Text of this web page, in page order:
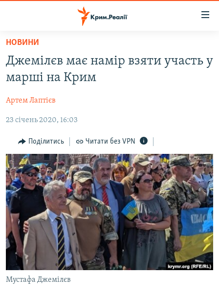
Перейти
основного
матеріалу
Перейти
до
навігації
Перейти
пошуку
ВОДА.КРИМ
ВІДЕО ТА ФОТО
ПОЛІТИКА
БЛОГИ
ПОГЛЯД
ІНТЕРВ'Ю
ВСЕ ЗА ДЕНЬ
СПЕЦПРОЕКТИ
ДЕПОРТАЦІЯ
ВІДЕОУРОКИ «ELIFBE»
СВІДЧЕННЯ ОКУПАЦІЇ
УКРАЇНСЬКА ПРОБЛЕМА КРИМУ
ІНФОГРАФІКА
ЯК ОБІЙТИ БЛОКУВАННЯ
Русский
Qırımtatar
ДОЛУЧАЙСЯ!
НОВИНИ
Джемілєв має намір взяти участь у
марші на Крим
Артем Лаптієв
23 січень 2020, 16:03
Поділитись Читати без VPN
Мустафа Джемілєв